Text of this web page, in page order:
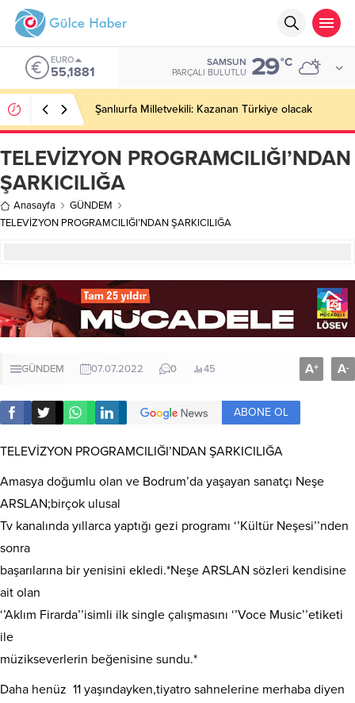
EURO
55,1881
SAMSUN
PARÇALI BULUTLU 29°C
Şanlıurfa Milletvekili: Kazanan Türkiye olacak
TELEVİZYON PROGRAMCILIĞI’NDAN
ŞARKICILIĞA
Anasayfa
GÜNDEM
TELEVİZYON PROGRAMCILIĞI’NDAN ŞARKICILIĞA
GÜNDEM 07.07.2022 0 45 A+ A-
ABONE OL
TELEVİZYON PROGRAMCILIĞI’NDAN ŞARKICILIĞA
Amasya doğumlu olan ve Bodrum’da yaşayan sanatçı Neşe
ARSLAN;birçok ulusal
Tv kanalında yıllarca yaptığı gezi programı ‘’Kültür Neşesi’’nden
sonra
başarılarına bir yenisini ekledi.*Neşe ARSLAN sözleri kendisine
ait olan
‘’Aklım Firarda’’isimli ilk single çalışmasını ‘’Voce Music’’etiketi
ile
müzikseverlerin beğenisine sundu.*
Daha henüz 11 yaşındayken,tiyatro sahnelerine merhaba diyen